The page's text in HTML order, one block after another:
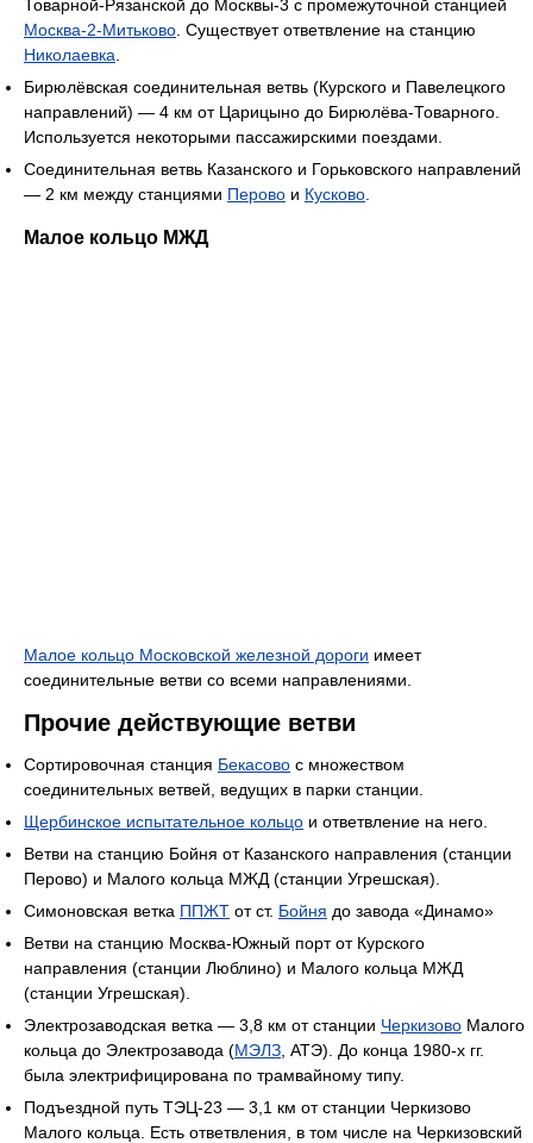
Товарной-Рязанской до Москвы-3 с промежуточной станцией
Москва-2-Митьково . Существует ответвление на станцию
Николаевка
Бирюлёвская соединительная ветвь (Курского и Павелецкого
направлений) — 4 км от Царицыно до Бирюлёва-Товарного.
Используется некоторыми пассажирскими поездами.
Соединительная ветвь Казанского и Горьковского направлений
— 2 км между станциями Перово и Кусково
Малое кольцо МЖД
Малое кольцо Московской железной дороги имеет
соединительные ветви со всеми направлениями.
Прочие действующие ветви
Сортировочная станция Бекасово с множеством
соединительных ветвей, ведущих в парки станции.
Щербинское испытательное кольцо и ответвление на него.
Ветви на станцию Бойня от Казанского направления (станции
Перово) и Малого кольца МЖД (станции Угрешская).
Симоновская ветка ППЖТ от ст. Бойня до завода «Динамо»
Ветви на станцию Москва-Южный порт от Курского
направления (станции Люблино) и Малого кольца МЖД
(станции Угрешская).
Электрозаводская ветка — 3,8 км от станции Черкизово Малого
кольца до Электрозавода (МЭЛЗ , АТЭ). До конца 1980-х гг.
была электрифицирована по трамвайному типу.
Подъездной путь ТЭЦ-23 — 3,1 км от станции Черкизово
Малого кольца. Есть ответвления, в том числе на Черкизовский